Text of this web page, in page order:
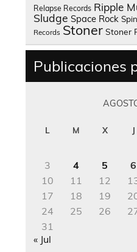
Relapse Records Ripple
Sludge Space Rock
Records Stoner Stoner
Publicaciones
L M X J
3
4 5 6
10
11 12
17
18 19
24
25 26
31
« Jul